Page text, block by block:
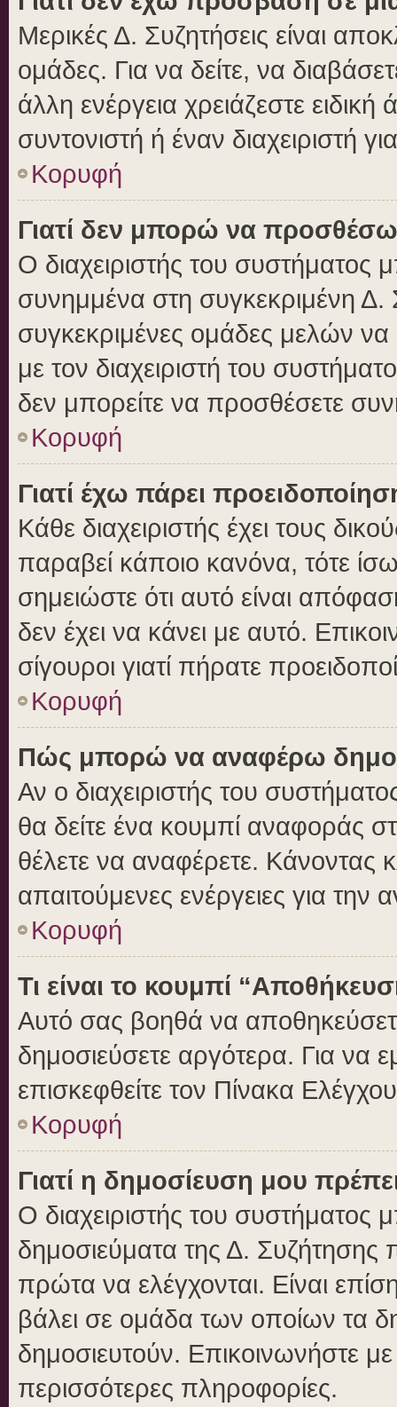
Μερικές Δ. Συζητήσεις είναι
ομάδες. Για να δείτε, να
άλλη ενέργεια χρειάζεστε
συντονιστή ή έναν διαχειριστή
Κορυφή
Γιατί δεν μπορώ να
Ο διαχειριστής του συστήματος
συνημμένα στη συγκεκριμένη
συγκεκριμένες ομάδες μελών
με τον διαχειριστή του
δεν μπορείτε να προσθέσετε
Κορυφή
Γιατί έχω πάρει
Κάθε διαχειριστής έχει τους
παραβεί κάποιο κανόνα, τότε
σημειώστε ότι αυτό είναι
δεν έχει να κάνει με αυτό.
σίγουροι γιατί πήρατε
Κορυφή
Πώς μπορώ να αναφέρω
Αν ο διαχειριστής του
θα δείτε ένα κουμπί αναφοράς
θέλετε να αναφέρετε. Κάνοντας
απαιτούμενες ενέργειες για την
Κορυφή
Τι είναι το κουμπί
Αυτό σας βοηθά να
δημοσιεύσετε αργότερα. Για να
επισκεφθείτε τον Πίνακα
Κορυφή
Γιατί η δημοσίευση μου
Ο διαχειριστής του συστήματος
δημοσιεύματα της Δ. Συζήτησης
πρώτα να ελέγχονται. Είναι
βάλει σε ομάδα των οποίων τα
δημοσιευτούν. Επικοινωνήστε
περισσότερες πληροφορίες.